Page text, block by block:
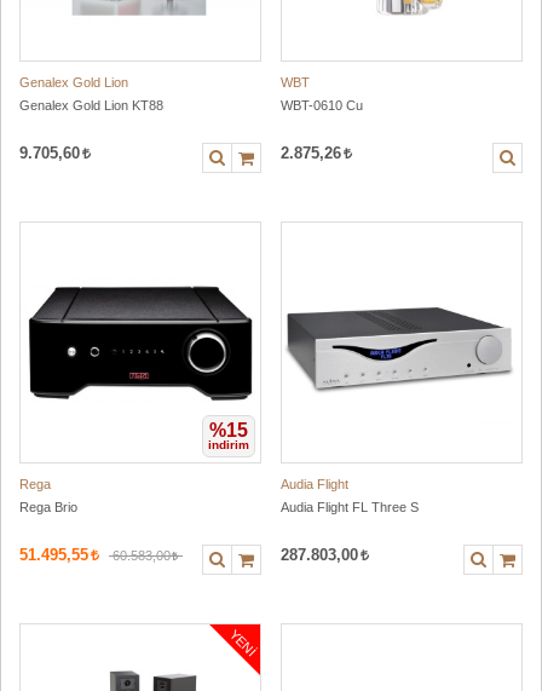
Genalex Gold Lion
Genalex Gold Lion KT88
9.705,60
WBT
WBT-0610 Cu
2.875,26
Rega
Rega Brio
51.495,55 60.583,00
%15
i̇ndirim
Audia Flight
Audia Flight FL Three S
287.803,00
YENI